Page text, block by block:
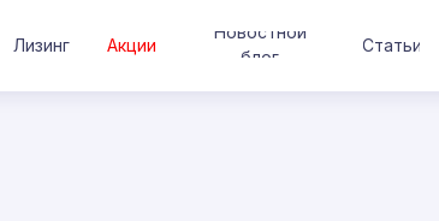
Лизинг
Новостной
блог
Статьи
Акции